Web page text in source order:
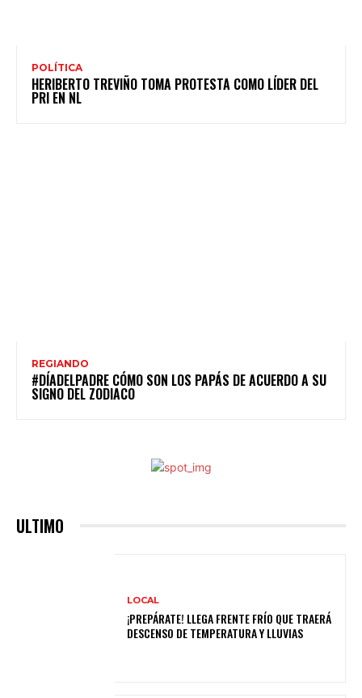
POLÍTICA
HERIBERTO TREVIÑO TOMA PROTESTA COMO LÍDER DEL
PRI EN NL
REGIANDO
#DÍADELPADRE CÓMO SON LOS PAPÁS DE ACUERDO A SU
SIGNO DEL ZODIACO
ULTIMO
LOCAL
¡PREPÁRATE! LLEGA FRENTE FRÍO QUE TRAERÁ
DESCENSO DE TEMPERATURA Y LLUVIAS